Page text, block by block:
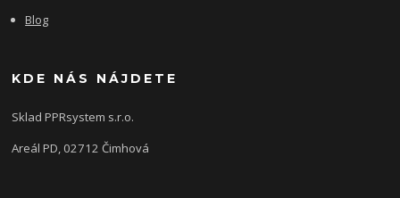
Blog
KDE NÁS NÁJDETE
Sklad PPRsystem s.r.o.
Areál PD, 02712 Čimhová